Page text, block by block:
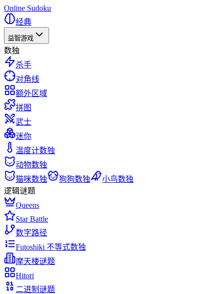
Online Sudoku
经典
益智游戏
数独
杀手
对角线
额外区域
拼图
武士
迷你
温度计数独
动物数独
猫咪数独
狗狗数独
小鸟数独
逻辑谜题
Queens
Star Battle
数字路径
Futoshiki 不等式数独
摩天楼谜题
Hitori
二进制谜题